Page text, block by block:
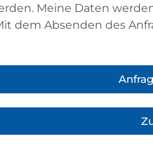
Meine Daten
dem Absenden des